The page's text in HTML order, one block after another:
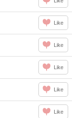
Like
Like
Like
Like
Like